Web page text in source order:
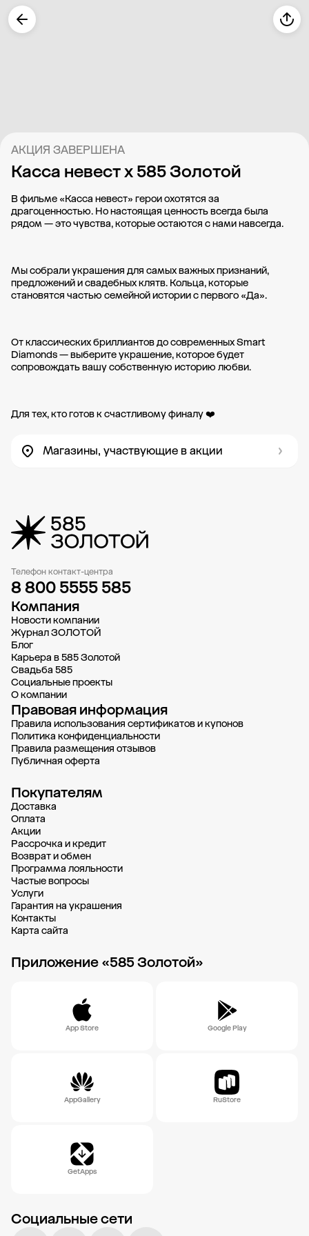
Касса невест х 585 Золотой
АКЦИЯ ЗАВЕРШЕНА
В фильме «Касса невест» герои охотятся за
драгоценностью. Но настоящая ценность всегда была
рядом — это чувства, которые остаются с нами навсегда.
Мы собрали украшения для самых важных признаний,
предложений и свадебных клятв. Кольца, которые
становятся частью семейной истории с первого «Да».
От классических бриллиантов до современных Smart
Diamonds — выберите украшение, которое будет
сопровождать вашу собственную историю любви.
Для тех, кто готов к счастливому финалу ❤️
Магазины, участвующие в акции
Телефон контакт-центра
8 800 5555 585
Компания
Новости компании
Журнал ЗОЛОТОЙ
Блог
Карьера в 585 Золотой
Свадьба 585
Социальные проекты
О компании
Правовая информация
Правила использования сертификатов и купонов
Политика конфиденциальности
Правила размещения отзывов
Публичная оферта
Покупателям
Доставка
Oплата
Акции
Рассрочка и кредит
Возврат и обмен
Программа лояльности
Частые вопросы
Услуги
Гарантия на украшения
Контакты
Карта сайта
Приложение «585 Золотой»
App Store Google Play
AppGallery RuStore
GetApps
Социальные сети